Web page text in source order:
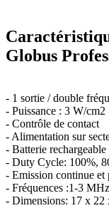
Globus
- 1 sortie / double
- Puissance : 3 W/cm2
- Contrôle de contact
- Alimentation sur
- Batterie
- Duty Cycle: 100%,
- Emission continue et
- Fréquences :1-3 MHz
- Dimensions: 17 x 22